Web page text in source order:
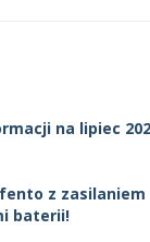
na lipiec
z
baterii!